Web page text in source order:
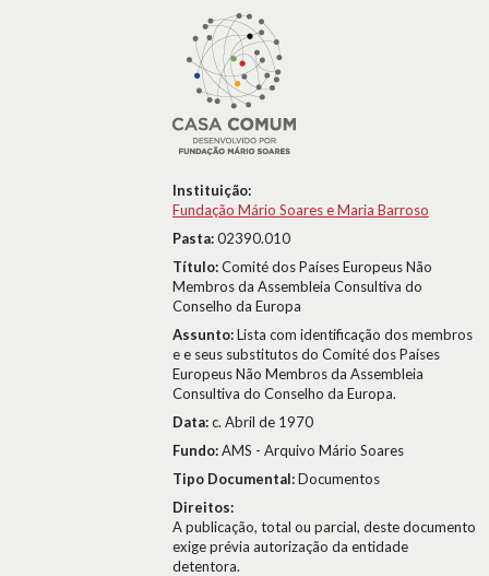
Instituição:
Fundação Mário Soares e Maria Barroso
Pasta:02390.010
Título:Comité dos Países Europeus Não
Membros da Assembleia Consultiva do
Conselho da Europa
Assunto:Lista com identificação dos membros
e e seus substitutos do Comité dos Países
Europeus Não Membros da Assembleia
Consultiva do Conselho da Europa.
Data:c. Abril de 1970
Fundo:AMS - Arquivo Mário Soares
Tipo Documental:Documentos
Direitos:
A publicação, total ou parcial, deste documento
exige prévia autorização da entidade
detentora.